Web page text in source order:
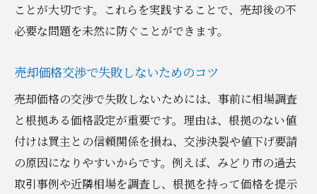
ことが大切です。これらを実践することで、売却後の不
必要な問題を未然に防ぐことができます。
売却価格交渉で失敗しないためのコツ
売却価格の交渉で失敗しないためには、事前に相場調査
と根拠ある価格設定が重要です。理由は、根拠のない値
付けは買主との信頼関係を損ね、交渉決裂や値下げ要請
の原因になりやすいからです。例えば、みどり市の過去
取引事例や近隣相場を調査し、根拠を持って価格を提示